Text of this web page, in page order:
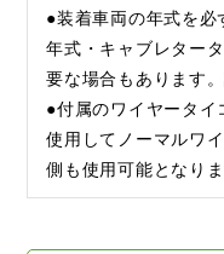
●装着車両の年式を必
年式・キャブレター
要な場合もあります
●付属のワイヤータイ
使用してノーマルワ
側も使用可能となりま